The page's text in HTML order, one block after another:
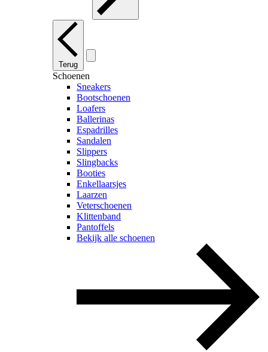
Terug
Schoenen
Sneakers
Bootschoenen
Loafers
Ballerinas
Espadrilles
Sandalen
Slippers
Slingbacks
Booties
Enkellaarsjes
Laarzen
Veterschoenen
Klittenband
Pantoffels
Bekijk alle schoenen